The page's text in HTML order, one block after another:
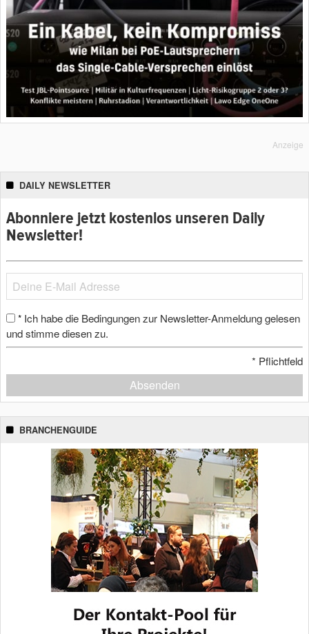
Anzeige
DAILY NEWSLETTER
Abonniere jetzt kostenlos unseren Daily
Newsletter!
* Ich habe die Bedingungen zur Newsletter-Anmeldung gelesen
und stimme diesen zu.
* Pflichtfeld
Absenden
BRANCHENGUIDE